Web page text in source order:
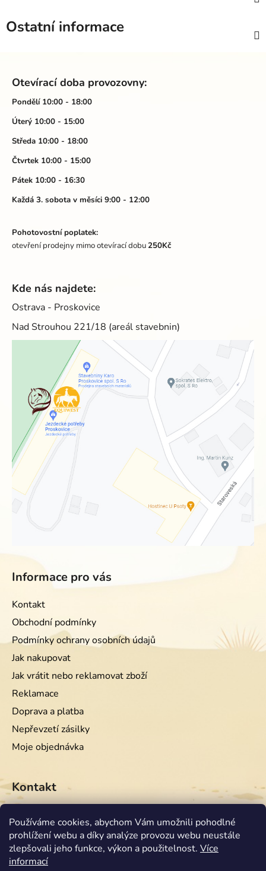
Používáme cookies, abychom Vám umožnili pohodlné
prohlížení webu a díky analýze provozu webu neustále
zlepšovali jeho funkce, výkon a použitelnost. Více
informací
Ostatní informace
Otevírací doba provozovny:
Pondělí 10:00 - 18:00
Úterý 10:00 - 15:00
Středa 10:00 - 18:00
Čtvrtek 10:00 - 15:00
Pátek 10:00 - 16:30
Každá 3. sobota v měsíci 9:00 - 12:00
Pohotovostní poplatek:
otevření prodejny mimo otevírací dobu250Kč
Kde nás najdete:
Ostrava - Proskovice
Nad Strouhou 221/18 (areál stavebnin)
Informace pro vás
Kontakt
Obchodní podmínky
Podmínky ochrany osobních údajů
Jak nakupovat
Jak vrátit nebo reklamovat zboží
Reklamace
Doprava a platba
Nepřevzetí zásilky
Moje objednávka
Kontakt
info @equiwest.cz
+420724001554